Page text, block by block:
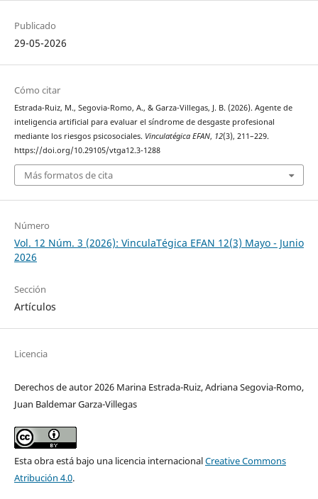
Publicado
29-05-2026
Cómo citar
Estrada-Ruiz, M., Segovia-Romo, A., & Garza-Villegas, J. B. (2026). Agente de
inteligencia artificial para evaluar el síndrome de desgaste profesional
mediante los riesgos psicosociales. Vinculatégica EFAN, 12(3), 211–229.
https://doi.org/10.29105/vtga12.3-1288
Más formatos de cita
Número
Vol. 12 Núm. 3 (2026): VinculaTégica EFAN 12(3) Mayo - Junio
2026
Sección
Artículos
Licencia
Derechos de autor 2026 Marina Estrada-Ruiz, Adriana Segovia-Romo,
Juan Baldemar Garza-Villegas
Esta obra está bajo una licencia internacionalCreative Commons
Atribución 4.0.